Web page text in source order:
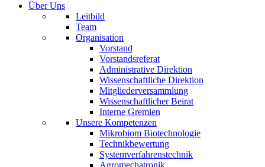
Über Uns
Leitbild
Team
Organisation
Vorstand
Vorstandsreferat
Administrative Direktion
Wissenschaftliche Direktion
Mitgliederversammlung
Wissenschaftlicher Beirat
Interne Gremien
Unsere Kompetenzen
Mikrobiom Biotechnologie
Technikbewertung
Systemverfahrenstechnik
Agromechatronik